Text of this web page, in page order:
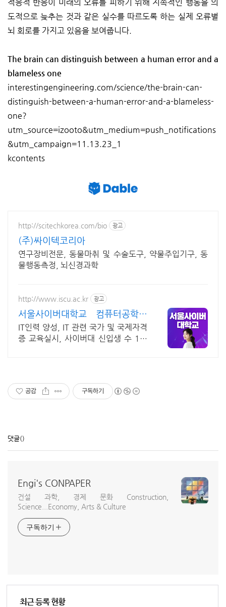
적응적 반응이 미래의 오류를 피하기 위해 지속적인 행동을 의
도적으로 늦추는 것과 같은 실수를 따르도록 하는 실제 오류별
뇌 회로를 가지고 있음을 보여줍니다.
The brain can distinguish between a human error and a
blameless one
interestingengineering.com/science/the-brain-can-
distinguish-between-a-human-error-and-a-blameless-
one?
utm_source=izooto&utm_medium=push_notifications
&utm_campaign=11.13.23_1
kcontents
http://scitechkorea.com/bio 광고
(주)싸이텍코리아
연구장비전문, 동물마취 및 수술도구, 약물주입기구, 동
물행동측정, 뇌신경과학
http://www.iscu.ac.kr 광고
서울사이버대학교 컴퓨터공학과
2026 가을학기 신편입생
IT인력 양성, IT 관련 국가 및 국제자격
증 교육실시, 사이버대 신입생 수 1위
공감 구독하기
댓글()
Engi's CONPAPER
건설 과학, 경제 문화 Construction,
Science...Economy, Arts & Culture
구독하기
최근 등록 현황